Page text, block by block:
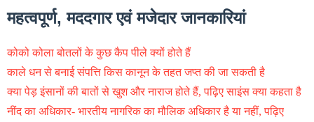
महत्वपूर्ण, मददगार एवं मजेदार जानकारियां
कोको कोला बोतलों के कुछ कैप पीले क्यों होते हैं
काले धन से बनाई संपत्ति किस कानून के तहत जप्त की जा सकती है
क्या पेड़ इंसानों की बातों से खुश और नाराज होते हैं, पढ़िए साइंस क्या कहता है
नींद का अधिकार- भारतीय नागरिक का मौलिक अधिकार है या नहीं, पढ़िए